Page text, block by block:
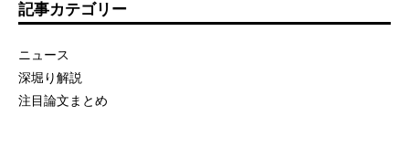
記事カテゴリー
ニュース
深堀り解説
注目論文まとめ